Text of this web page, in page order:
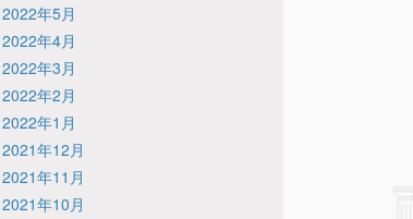
2022年5月
2022年4月
2022年3月
2022年2月
2022年1月
2021年12月
2021年11月
2021年10月